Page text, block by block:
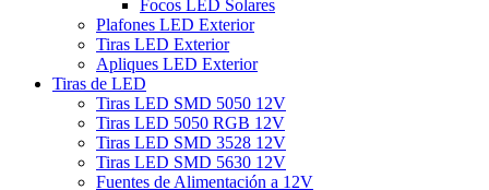
Focos LED Solares
Plafones LED Exterior
Tiras LED Exterior
Apliques LED Exterior
Tiras de LED
Tiras LED SMD 5050 12V
Tiras LED 5050 RGB 12V
Tiras LED SMD 3528 12V
Tiras LED SMD 5630 12V
Fuentes de Alimentación a 12V